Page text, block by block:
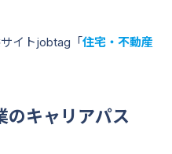
イトjobtag「 住宅・不動産
のキャリアパス